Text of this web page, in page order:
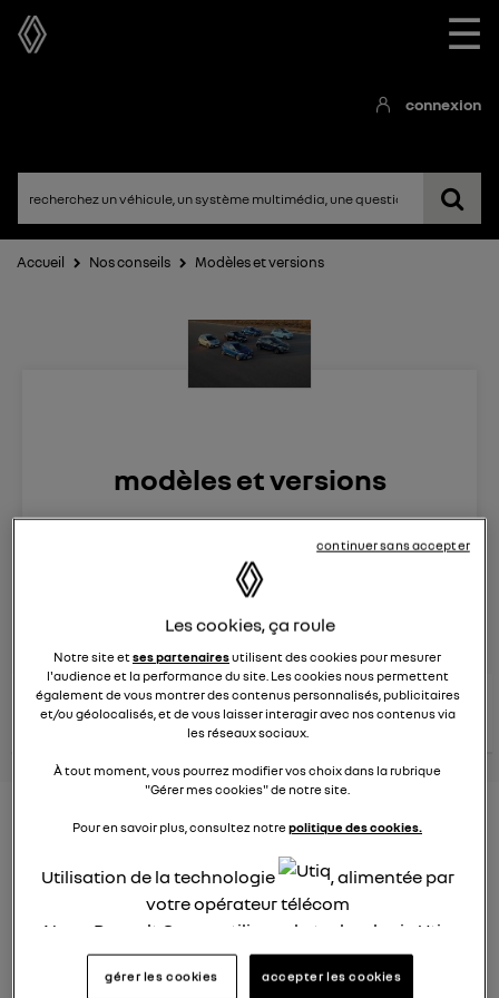
☰
connexion
Accueil Nos conseils Modèles et versions
modèles et versions
Véhicules
posez une question
conseils Renault
consultez les
conseils
similaires
voir tous les
conseils
Nouveau modèle électrique
26 janvier 2022 à 13:26
Quel est le nouveau modèle électrique Renault cette
Les cookies, ça roule
Notre site etses partenairesutilisent des cookies pour mesurer
l'audience et la performance du site. Les cookies nous permettent
également de vous montrer des contenus personnalisés, publicitaires
et/ou géolocalisés, et de vous laisser interagir avec nos contenus via
les réseaux sociaux.
À tout moment, vous pourrez modifier vos choix dans la rubrique
"Gérer mes cookies" de notre site.
Pour en savoir plus, consultez notrepolitique des cookies.
Utilisation de la technologie
, alimentée par
votre opérateur télécom
Nous, Renault Group, utilisons la technologie Utiq
pour nos activités digitales (telles que décrites
dans cette notice de consentement) et liées à
gérer les cookies accepter les cookies
continuer sans accepter